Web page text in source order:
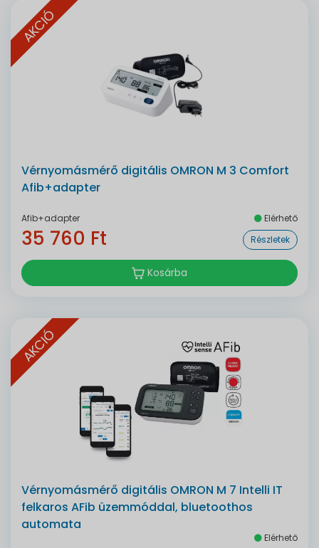
AKCIÓ
Vérnyomásmérő digitális OMRON M 3 Comfort
Afib+adapter
Afib+adapter Elérhető
35 760 Ft Részletek
Kosárba
AKCIÓ
Vérnyomásmérő digitális OMRON M 7 Intelli IT
felkaros AFib üzemmóddal, bluetoothos
automata
Elérhető